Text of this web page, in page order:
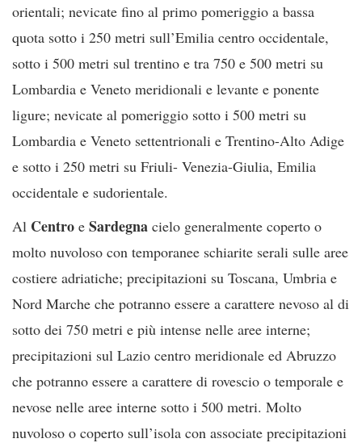
orientali; nevicate fino al primo pomeriggio a bassa
quota sotto i 250 metri sull’Emilia centro occidentale,
sotto i 500 metri sul trentino e tra 750 e 500 metri su
Lombardia e Veneto meridionali e levante e ponente
ligure; nevicate al pomeriggio sotto i 500 metri su
Lombardia e Veneto settentrionali e Trentino-Alto Adige
e sotto i 250 metri su Friuli- Venezia-Giulia, Emilia
occidentale e sudorientale.
Al Centro e Sardegna cielo generalmente coperto o
molto nuvoloso con temporanee schiarite serali sulle aree
costiere adriatiche; precipitazioni su Toscana, Umbria e
Nord Marche che potranno essere a carattere nevoso al di
sotto dei 750 metri e più intense nelle aree interne;
precipitazioni sul Lazio centro meridionale ed Abruzzo
che potranno essere a carattere di rovescio o temporale e
nevose nelle aree interne sotto i 500 metri. Molto
nuvoloso o coperto sull’isola con associate precipitazioni